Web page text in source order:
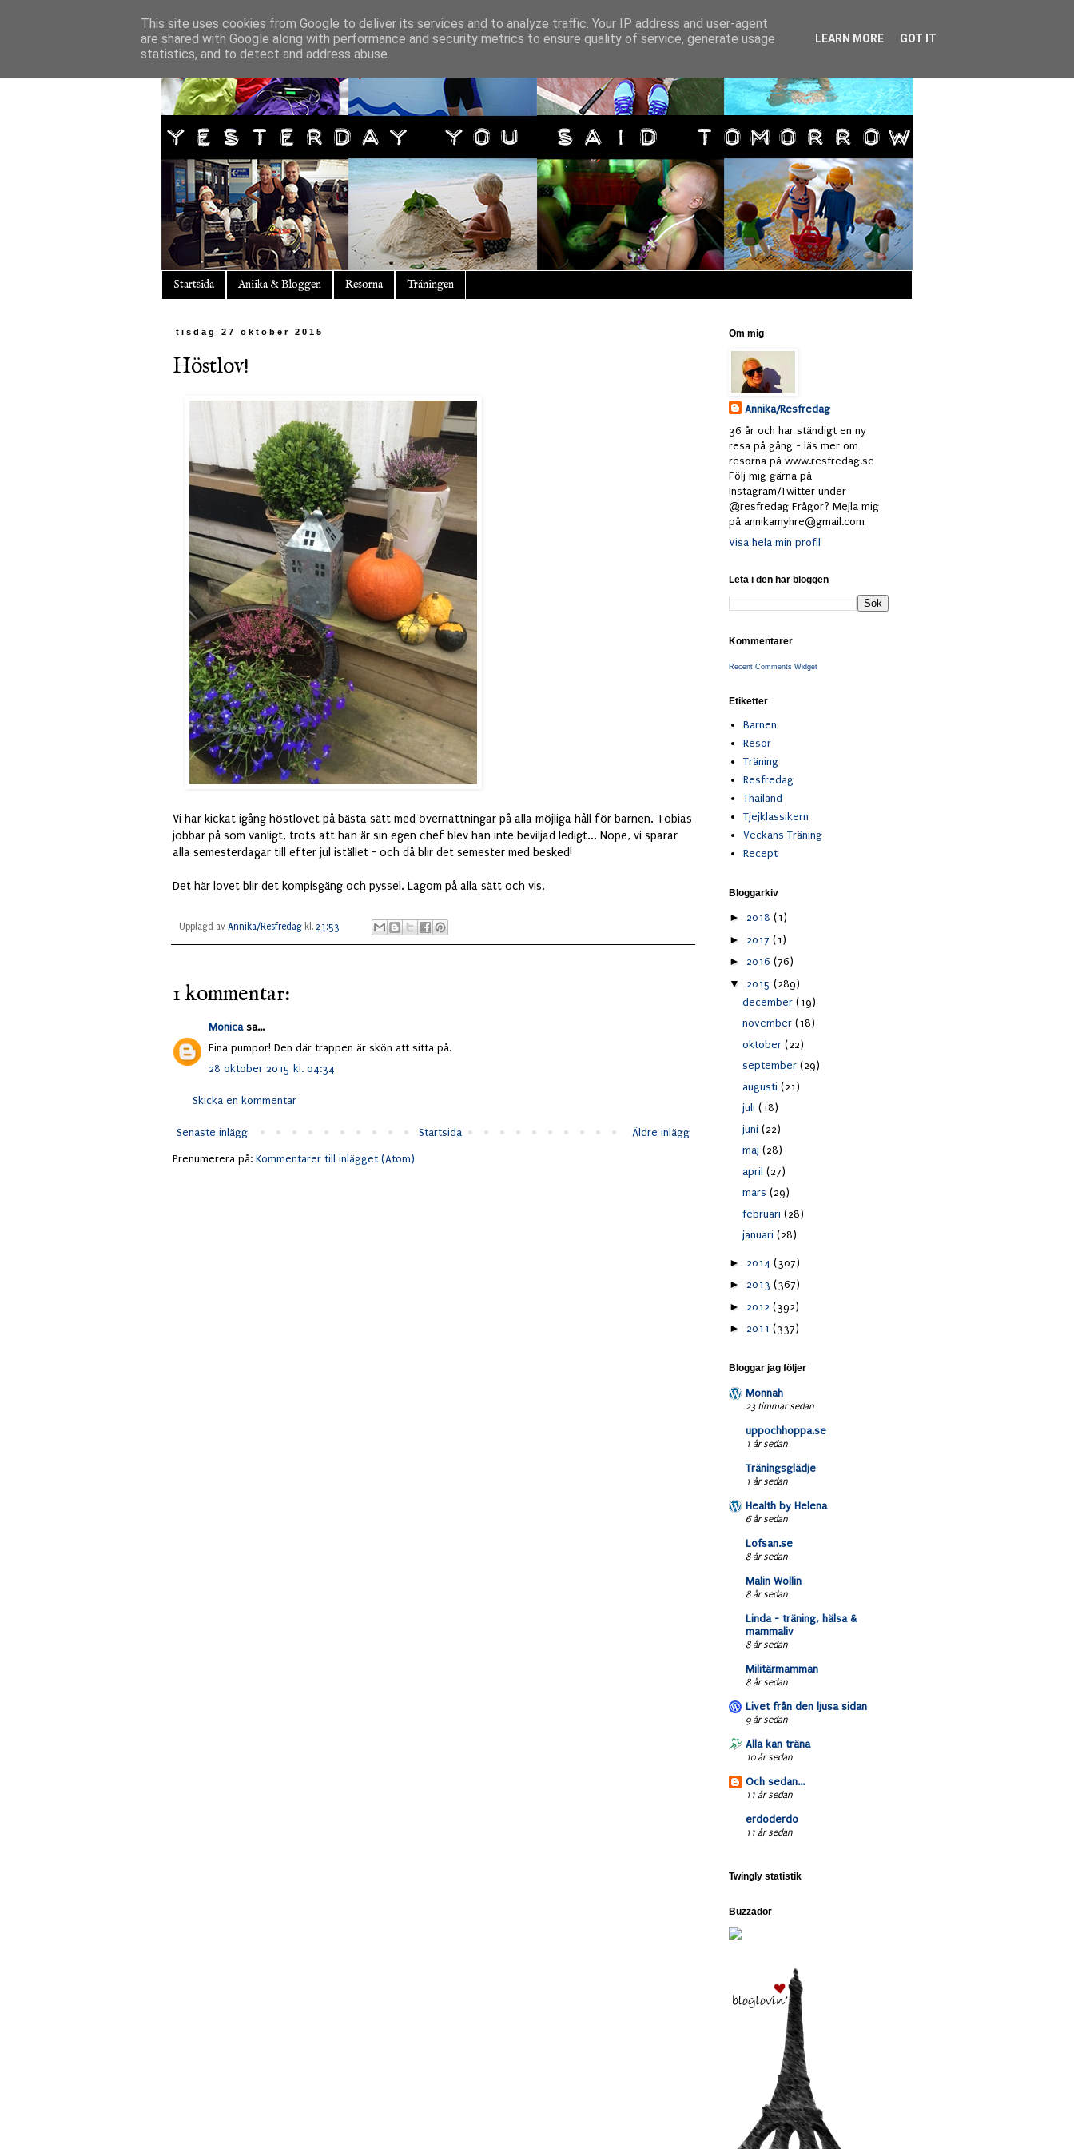
Startsida Aniika & Bloggen Resorna Träningen
tisdag 27 oktober 2015
Höstlov!
Vi har kickat igång höstlovet på bästa sätt med övernattningar på alla möjliga håll för barnen. Tobias
jobbar på som vanligt, trots att han är sin egen chef blev han inte beviljad ledigt... Nope, vi sparar
alla semesterdagar till efter jul istället - och då blir det semester med besked!
Det här lovet blir det kompisgäng och pyssel. Lagom på alla sätt och vis.
Upplagd av Annika/Resfredag kl. 21:53
1 kommentar:
Monicasa...
Fina pumpor! Den där trappen är skön att sitta på.
28 oktober 2015 kl. 04:34
Skicka en kommentar
Senaste inlägg Äldre inlägg
Startsida
Prenumerera på: Kommentarer till inlägget (Atom)
Om mig
Annika/Resfredag
36 år och har ständigt en ny
resa på gång - läs mer om
resorna på www.resfredag.se
Följ mig gärna på
Instagram/Twitter under
@resfredag Frågor? Mejla mig
på annikamyhre@gmail.com
Visa hela min profil
Leta i den här bloggen
Kommentarer
Recent Comments Widget
Etiketter
Barnen
Resor
Träning
Resfredag
Thailand
Tjejklassikern
Veckans Träning
Recept
Bloggarkiv
► 2018 (1)
► 2017 (1)
► 2016 (76)
▼ 2015 (289)
december (19)
november (18)
oktober (22)
september (29)
augusti (21)
juli (18)
juni (22)
maj (28)
april (27)
mars (29)
februari (28)
januari (28)
► 2014 (307)
► 2013 (367)
► 2012 (392)
► 2011 (337)
Bloggar jag följer
Monnah
23 timmar sedan
uppochhoppa.se
1 år sedan
Träningsglädje
1 år sedan
Health by Helena
6 år sedan
Lofsan.se
8 år sedan
Malin Wollin
8 år sedan
Linda - träning, hälsa &
mammaliv
8 år sedan
Militärmamman
8 år sedan
Livet från den ljusa sidan
9 år sedan
Alla kan träna
10 år sedan
Och sedan...
11 år sedan
erdoderdo
11 år sedan
Twingly statistik
Buzzador
This site uses cookies from Google to deliver its services and to analyze traffic. Your IP address and user-agent
are shared with Google along with performance and security metrics to ensure quality of service, generate usage
statistics, and to detect and address abuse.
LEARN MORE GOT IT